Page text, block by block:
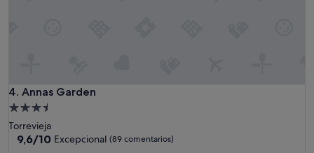
m
u
e
4. Annas Garden
Annas Garden
Alojamiento
de
3.5 estrellas
Torrevieja
9.6
9,6/10 Excepcional (89 comentarios)